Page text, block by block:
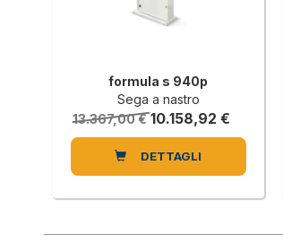
formula s 940p
Sega a nastro
13.367,00 € 10.158,92 €
DETTAGLI